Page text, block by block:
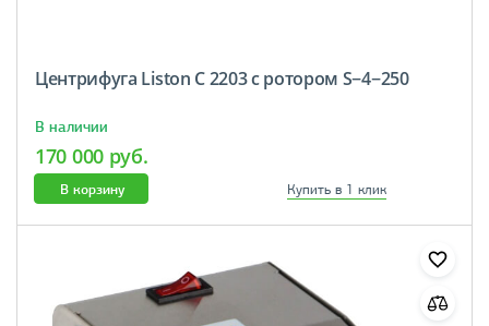
Центрифуга Liston C 2203 с ротором S−4−250
В наличии
170 000 руб.
В корзину Купить в 1 клик